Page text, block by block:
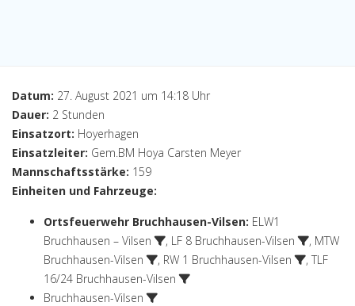
Datum: 27. August 2021 um 14:18 Uhr
Dauer: 2 Stunden
Einsatzort: Hoyerhagen
Einsatzleiter: Gem.BM Hoya Carsten Meyer
Mannschaftsstärke: 159
Einheiten und Fahrzeuge:
Ortsfeuerwehr Bruchhausen-Vilsen: ELW1
Bruchhausen – Vilsen
, LF 8 Bruchhausen-Vilsen , MTW
Bruchhausen-Vilsen
, RW 1 Bruchhausen-Vilsen , TLF
16/24 Bruchhausen-Vilsen
Bruchhausen-Vilsen